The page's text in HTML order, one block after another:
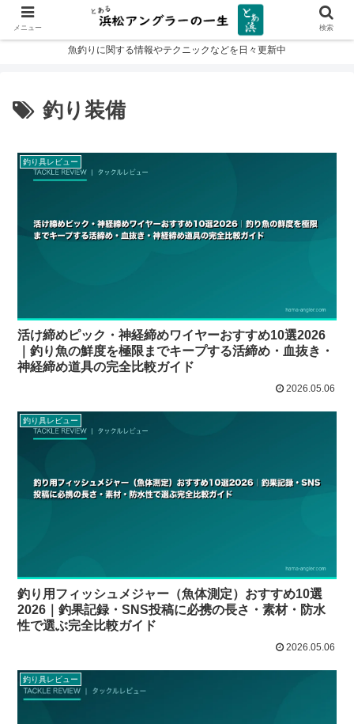
魚釣りに関する情報やテクニックなどを日々更新中
釣り装備
釣り具レビュー
活け締めピック・神経締めワイヤーおすすめ10選2026
｜釣り魚の鮮度を極限までキープする活締め・血抜き・
神経締め道具の完全比較ガイド
2026.05.06
釣り具レビュー
釣り用フィッシュメジャー（魚体測定）おすすめ10選
2026｜釣果記録・SNS投稿に必携の長さ・素材・防水
性で選ぶ完全比較ガイド
2026.05.06
釣り具レビュー
メニュー 検索